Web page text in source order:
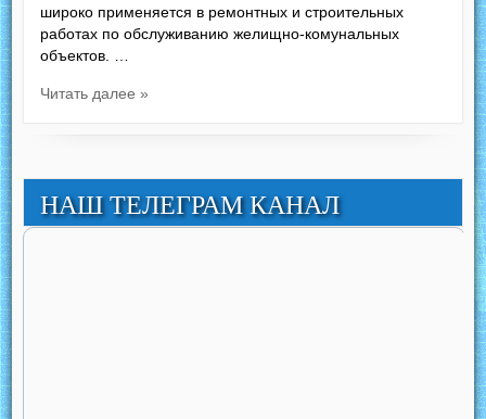
широко применяется в ремонтных и строительных
работах по обслуживанию желищно-комунальных
объектов. …
Читать далее »
НАШ ТЕЛЕГРАМ КАНАЛ